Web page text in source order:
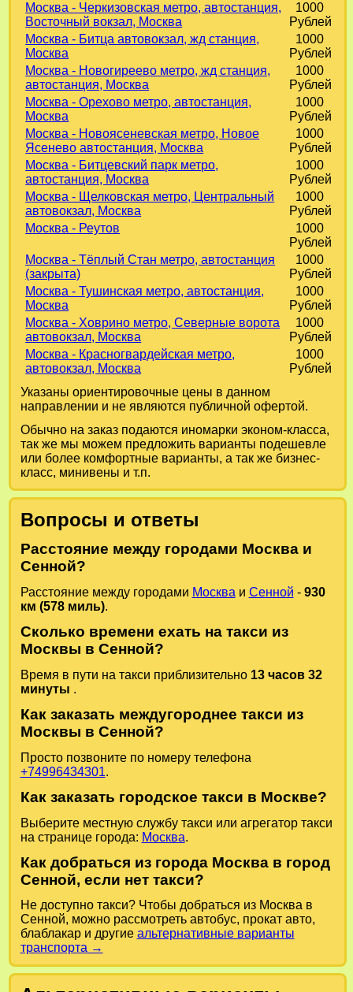
Москва - Черкизовская метро, автостанция,
Восточный вокзал, Москва
1000
Рублей
Москва - Битца автовокзал, жд станция,
Москва
1000
Рублей
Москва - Новогиреево метро, жд станция,
автостанция, Москва
1000
Рублей
Москва - Орехово метро, автостанция,
Москва
1000
Рублей
Москва - Новоясеневская метро, Новое
Ясенево автостанция, Москва
1000
Рублей
Москва - Битцевский парк метро,
автостанция, Москва
1000
Рублей
Москва - Щелковская метро, Центральный
автовокзал, Москва
1000
Рублей
Москва - Реутов
1000
Рублей
Москва - Тёплый Стан метро, автостанция
(закрыта)
1000
Рублей
Москва - Тушинская метро, автостанция,
Москва
1000
Рублей
Москва - Ховрино метро, Северные ворота
автовокзал, Москва
1000
Рублей
Москва - Красногвардейская метро,
автовокзал, Москва
1000
Рублей
Указаны ориентировочные цены в данном
направлении и не являются публичной офертой.
Обычно на заказ подаются иномарки эконом-класса,
так же мы можем предложить варианты подешевле
или более комфортные варианты, а так же бизнес-
класс, минивены и т.п.
Вопросы и ответы
Расстояние между городами Москва и
Сенной?
Расстояние между городами Москва и Сенной - 930
км (578 миль).
Сколько времени ехать на такси из
Москвы в Сенной?
Время в пути на такси приблизительно 13 часов 32
минуты .
Как заказать междугороднее такси из
Москвы в Сенной?
Просто позвоните по номеру телефона
+74996434301.
Как заказать городское такси в Москве?
Выберите местную службу такси или агрегатор такси
на странице города: Москва.
Как добраться из города Москва в город
Сенной, если нет такси?
Не доступно такси? Чтобы добраться из Москва в
Сенной, можно рассмотреть автобус, прокат авто,
блаблакар и другие альтернативные варианты
транспорта →